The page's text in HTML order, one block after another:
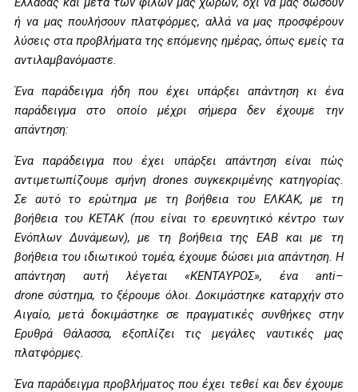
ή να μας πουλήσουν πλατφόρμες, αλλά να μας προσφέρουν
λύσεις στα προβλήματα της επόμενης ημέρας, όπως εμείς τα
αντιλαμβανόμαστε.
Ένα παράδειγμα ήδη που έχει υπάρξει απάντηση κι ένα
παράδειγμα στο οποίο μέχρι σήμερα δεν έχουμε την
απάντηση:
Ένα παράδειγμα που έχει υπάρξει απάντηση είναι πώς
αντιμετωπίζουμε σμήνη drones συγκεκριμένης κατηγορίας.
Σε αυτό το ερώτημα με τη βοήθεια του ΕΛΚΑΚ, με τη
βοήθεια του ΚΕΤΑΚ (που είναι το ερευνητικό κέντρο των
Ενόπλων Δυνάμεων), με τη βοήθεια της ΕΑΒ και με τη
βοήθεια του ιδιωτικού τομέα, έχουμε δώσει μια απάντηση. Η
απάντηση αυτή λέγεται «ΚΕΝΤΑΥΡΟΣ», ένα anti–
drone σύστημα, το ξέρουμε όλοι. Δοκιμάστηκε καταρχήν στο
Αιγαίο, μετά δοκιμάστηκε σε πραγματικές συνθήκες στην
Ερυθρά Θάλασσα, εξοπλίζει τις μεγάλες ναυτικές μας
πλατφόρμες.
Ένα παράδειγμα προβλήματος που έχει τεθεί και δεν έχουμε